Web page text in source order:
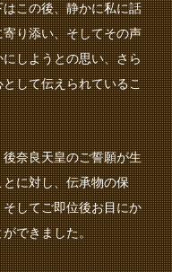
この後、静かに私に話
り添い、そしてその声
しようとの思い、さら
して伝えられているこ
奈良天皇のご誓願が生
に対し、伝承物の保
してご即位後お目にか
できました。